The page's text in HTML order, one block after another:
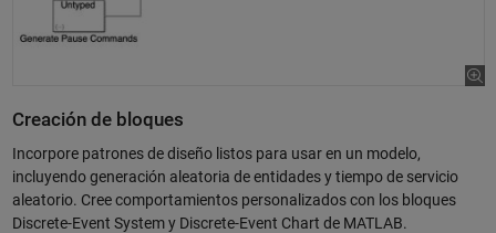
Creación de bloques
Incorpore patrones de diseño listos para usar en un modelo,
incluyendo generación aleatoria de entidades y tiempo de servicio
aleatorio. Cree comportamientos personalizados con los bloques
Discrete-Event System y Discrete-Event Chart de MATLAB.